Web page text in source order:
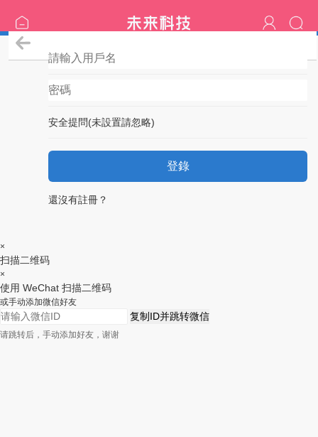
安全提問(未設置請忽略)
登錄
還沒有註冊？
×
扫描二维码
×
使用 WeChat 扫描二维码
或手动添加微信好友
复制ID并跳转微信
请跳转后，手动添加好友，谢谢